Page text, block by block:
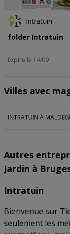
Intratuin
folder Intratuin
Expire le 14/09
Villes avec
INTRATUIN À
Autres
Jardin à
Intratuin
Bienvenue sur
seulement les